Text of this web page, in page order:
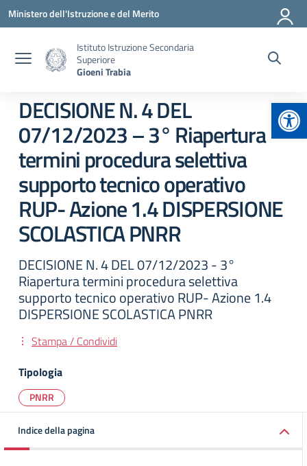
Vai ai contenuti
Vai al menu di navigazione
Vai al footer
Ministero dell'Istruzione e del Merito
Istituto Istruzione Secondaria
Superiore
Gioeni Trabia
DECISIONE N. 4 DEL
07/12/2023 – 3° Riapertura
termini procedura selettiva
supporto tecnico operativo
RUP- Azione 1.4 DISPERSIONE
SCOLASTICA PNRR
DECISIONE N. 4 DEL 07/12/2023 - 3°
Riapertura termini procedura selettiva
supporto tecnico operativo RUP- Azione 1.4
DISPERSIONE SCOLASTICA PNRR
Stampa / Condividi
Tipologia
PNRR
Indice della pagina